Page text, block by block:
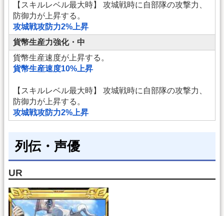
【スキルレベル最大時】 攻城戦時に自部隊の攻撃力、
防御力が上昇する。
攻城戦攻防力2%上昇
貨幣生産力強化・中
貨幣生産速度が上昇する。
貨幣生産速度10%上昇
【スキルレベル最大時】 攻城戦時に自部隊の攻撃力、
防御力が上昇する。
攻城戦攻防力2%上昇
列伝・声優
UR